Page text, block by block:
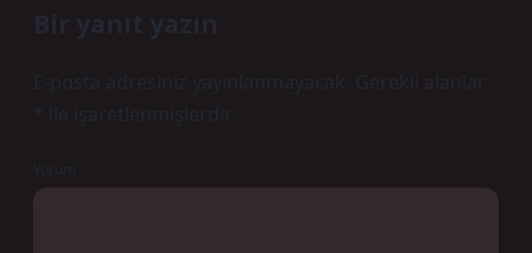
Bir yanıt yazın
E-posta adresiniz yayınlanmayacak.
Gerekli alanlar
ile işaretlenmişlerdir